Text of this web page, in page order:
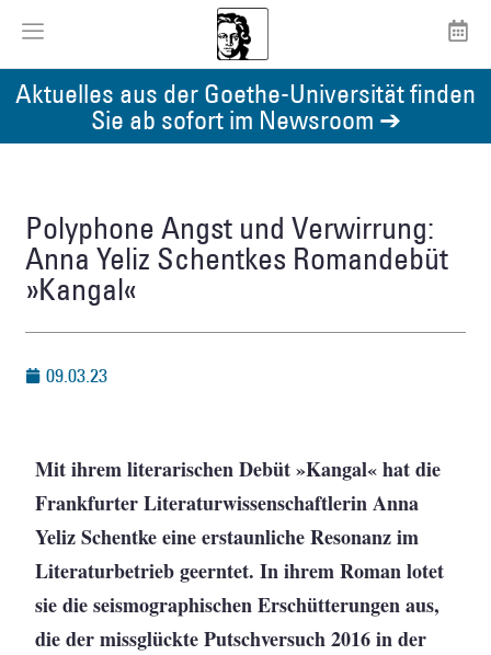
Aktuelles aus der Goethe-Universität finden
Sie ab sofort im Newsroom ➔
Polyphone Angst und Verwirrung:
Anna Yeliz Schentkes Romandebüt
»Kangal«
09.03.23
Mit ihrem literarischen Debüt »Kangal« hat die
Frankfurter Literaturwissenschaftlerin Anna
Yeliz Schentke eine erstaunliche Resonanz im
Literaturbetrieb geerntet. In ihrem Roman lotet
sie die seismographischen Erschütterungen aus,
die der missglückte Putschversuch 2016 in der